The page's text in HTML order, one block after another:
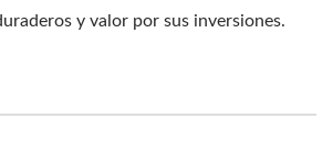
y valor por sus inversiones.